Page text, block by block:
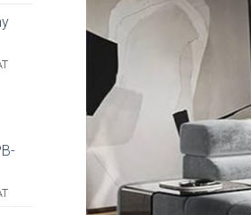
4.266.000₫
6.426.000₫